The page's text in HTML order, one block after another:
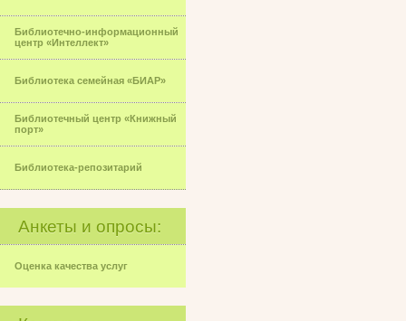
Библиотечно-информационный
центр «Интеллект»
Библиотека семейная «БИАР»
Библиотечный центр «Книжный
порт»
Библиотека-репозитарий
Анкеты и опросы:
Оценка качества услуг